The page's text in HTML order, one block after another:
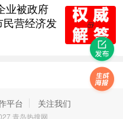
业被政府
营经济发
市拖欠存
平台 关注我们
青岛热搜网